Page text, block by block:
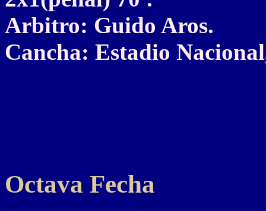
Arbitro: Guido Aros.
Cancha: Estadio
Octava Fecha